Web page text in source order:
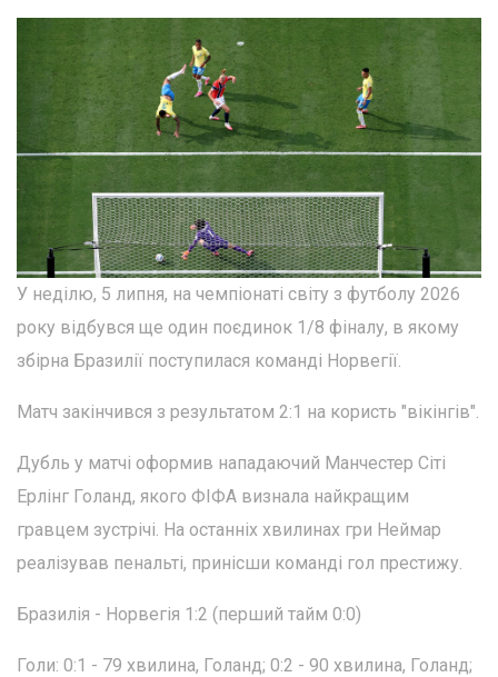
У неділю, 5 липня, на чемпіонаті світу з футболу 2026
року відбувся ще один поєдинок 1/8 фіналу, в якому
збірна Бразилії поступилася команді Норвегії.
Матч закінчився з результатом 2:1 на користь "вікінгів".
Дубль у матчі оформив нападаючий Манчестер Сіті
Ерлінг Голанд, якого ФІФА визнала найкращим
гравцем зустрічі. На останніх хвилинах гри Неймар
реалізував пенальті, принісши команді гол престижу.
Бразилія - Норвегія 1:2 (перший тайм 0:0)
Голи: 0:1 - 79 хвилина, Голанд; 0:2 - 90 хвилина, Голанд;